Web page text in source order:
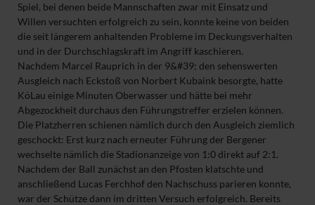
Spiel, bei denen beide Mannschaften zwar mit Einsatz und
Willen versuchten erfolgreich zu sein, konnte keine von beiden
die seit längerem anhaltenden Probleme im Deckungsverhalten
und in der Durchschlagskraft im Angriff kaschieren.
Nachdem Marcel Rauprich in der 9&#39; den sehenswerten
Ausgleich nach Eckstoß von Norbert Kubaink besorgte, hatte
KöLau einige Minuten Oberwasser und hätte bei mehr
Abgezockheit durchaus den Führungstreffer erzielen können.
Die Platzherren schienen nämlich durch den Ausgleich ziemlich
geschockt: Erst kurz nach erneuter Führung der Bergener
wechselte nämlich die Stadionanzeige von 1:0 direkt auf 2:1.
Nachdem der Ball zunächst an den Pfosten klatschte und
anschließend Lucas Ferchhof den Nachschuss parieren konnte,
war der Schütze dann im dritten Versuch erfolgreich. Bereits